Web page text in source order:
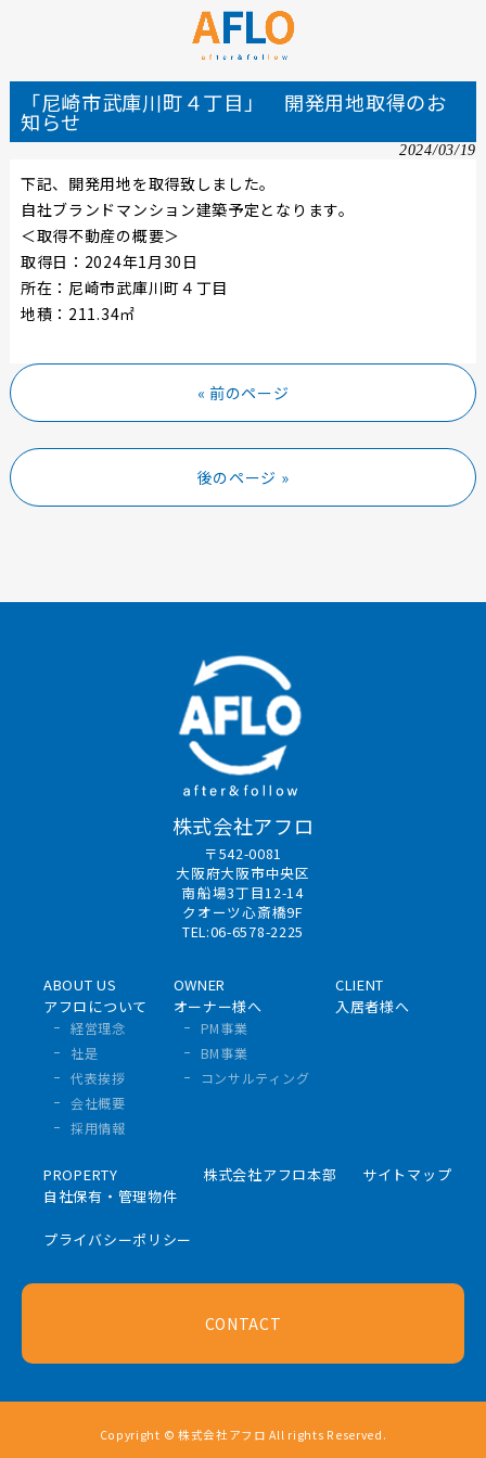
「尼崎市武庫川町４丁目」 開発用地取得のお
知らせ
2024/03/19
下記、開発用地を取得致しました。
自社ブランドマンション建築予定となります。
＜取得不動産の概要＞
取得日：2024年1月30日
所在：尼崎市武庫川町４丁目
地積： 211.34㎡
« 前のページ
後のページ »
株式会社アフロ
〒542-0081
大阪府大阪市中央区
南船場3丁目12-14
クオーツ心斎橋9F
TEL:06-6578-2225
ABOUT US
アフロについて
経営理念
社是
代表挨拶
会社概要
採用情報
OWNER
オーナー様へ
PM事業
BM事業
コンサルティング
CLIENT
入居者様へ
PROPERTY
自社保有・管理物件
株式会社アフロ本部 サイトマップ
プライバシーポリシー
CONTACT
Copyright © 株式会社アフロ All rights Reserved.